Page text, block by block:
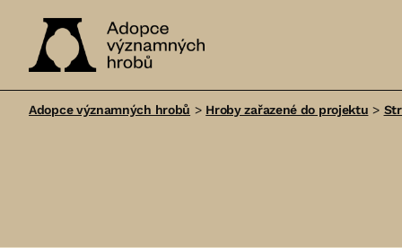
významných
Adopce významných hrobů > Hroby zařazené do projektu >